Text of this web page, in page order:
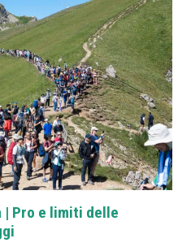
| Pro e limiti delle